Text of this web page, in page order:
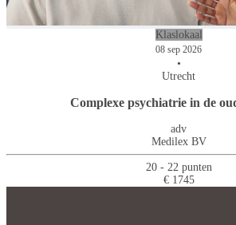
Klaslokaal
08 sep 2026
•
Utrecht
Complexe psychiatrie in de
adv
Medilex BV
20 - 22 punten
€ 1745